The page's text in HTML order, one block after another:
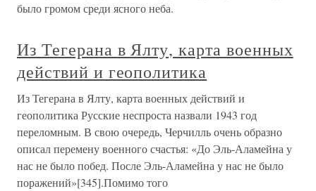
было громом среди ясного неба.
Из Тегерана в Ялту, карта военных
действий и геополитика
Из Тегерана в Ялту, карта военных действий и
геополитика Русские неспроста назвали 1943 год
переломным. В свою очередь, Черчилль очень образно
описал перемену военного счастья: «До Эль-Аламейна у
нас не было побед. После Эль-Аламейна у нас не было
поражений»[345].Помимо того